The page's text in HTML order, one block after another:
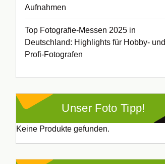
Aufnahmen
Top Fotografie-Messen 2025 in
Deutschland: Highlights für Hobby- und
Profi-Fotografen
Unser Foto Tipp!
Keine Produkte gefunden.